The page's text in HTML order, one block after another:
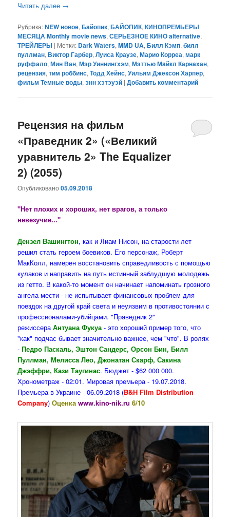
Читать далее →
Рубрика:NEW новое,Байопик,БАЙОПИК,КИНОПРЕМЬЕРЫ
МЕСЯЦА Monthly movie news,СЕРЬЕЗНОЕ КИНО alternative,
ТРЕЙЛЕРЫ | Метки: Dark Waters,MMD UA,Билл Кэмп,билл
пуллман,Виктор Гарбер,Луиса Краузе,Марио Корреа,марк
руффало,Мин Ван,Мэр Уиннингхэм,Мэттью Майкл Карнахан,
рецензия,тим роббинс,Тодд Хейнс,Уильям Джексон Харпер,
фильм Темные воды,энн хэтэуэй |Добавить комментарий
Рецензия на фильм
«Праведник 2» («Великий
уравнитель 2» The Equalizer
2) (2055)
Опубликовано05.09.2018
"Нет плохих и хороших, нет врагов, а только
невезучие..."
Дензел Вашингтон, как и Лиам Нисон, на старости лет
решил стать героем боевиков. Его персонаж, Роберт
МакКолл, намерен восстановить справедливость с помощью
кулаков и направить на путь истинный заблудшую молодежь
из гетто. В какой-то момент он начинает напоминать грозного
ангела мести - не испытывает финансовых проблем для
поездок на другой край света и неуязвим в противостоянии с
профессионалами-убийцами. "Праведник 2"
режиссераАнтуана Фукуа- это хороший пример того, что
"как" подчас бывает значительно важнее, чем "что". В ролях
-Педро Паскаль, Эштон Сандерс, Орсон Бин, Билл
Пуллман, Мелисса Лео, Джонатан Скарф, Сакина
Джэффри, Кази Таугинас. Бюджет - $62 000 000.
Хронометраж - 02:01. Мировая премьера - 19.07.2018.
Премьера в Украине - 06.09.2018 (B&H Film Distribution
Company)Оценкаwww.kino-nik.ru 6/10